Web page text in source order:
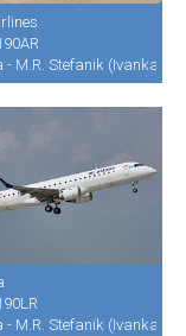
M.R. Stefanik (Ivanka)
M.R. Stefanik (Ivanka)